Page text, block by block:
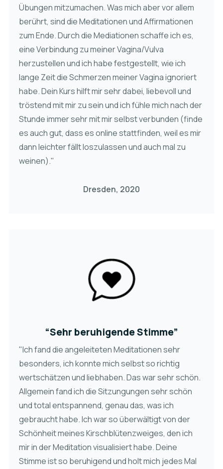
Übungen mitzumachen. Was mich aber vor allem
berührt, sind die Meditationen und Affirmationen
zum Ende. Durch die Mediationen schaffe ich es,
eine Verbindung zu meiner Vagina/Vulva
herzustellen und ich habe festgestellt, wie ich
lange Zeit die Schmerzen meiner Vagina ignoriert
habe. Dein Kurs hilft mir sehr dabei, liebevoll und
tröstend mit mir zu sein und ich fühle mich nach der
Stunde immer sehr mit mir selbst verbunden (finde
es auch gut, dass es online stattfinden, weil es mir
dann leichter fällt loszulassen und auch mal zu
weinen)."
Dresden, 2020
“Sehr beruhigende Stimme”
"Ich fand die angeleiteten Meditationen sehr
besonders, ich konnte mich selbst so richtig
wertschätzen und liebhaben. Das war sehr schön.
Allgemein fand ich die Sitzungungen sehr schön
und total entspannend, genau das, was ich
gebraucht habe. Ich war so überwältigt von der
Schönheit meines Kirschblütenzweiges, den ich
mir in der Meditation visualisiert habe. Deine
Stimme ist so beruhigend und holt mich jedes Mal